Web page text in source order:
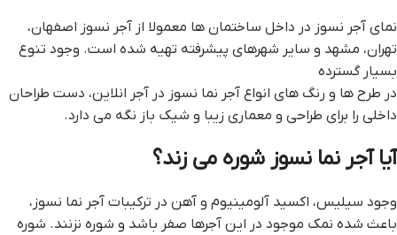
نمای آجر نسوز در داخل ساختمان ها معمولا از آجر نسوز اصفهان،
تهران، مشهد و سایر شهرهای پیشرفته تهیه شده است. وجود تنوع
بسیار گسترده
در طرح ها و رنگ های انواع آجر نما نسوز در آجر انلاین، دست طراحان
داخلی را برای طراحی و معماری زیبا و شیک باز نگه می دارد.
آیا آجر نما نسوز شوره می زند؟
وجود سیلیس، اکسید آلومینیوم و آهن در ترکیبات آجر نما نسوز،
باعث شده نمک موجود در این آجرها صفر باشد و شوره نزنند. شوره